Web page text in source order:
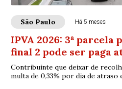
São Paulo Há 5 meses
IPVA 2026: 3ª parcela
final 2 pode ser paga
Contribuinte que deixar de
multa de 0,33% por dia de atraso